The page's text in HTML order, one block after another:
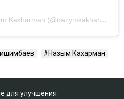
Публикация от Nazym Kakharman (@nazymkakharman)
Назым Кахарман
для улучшения